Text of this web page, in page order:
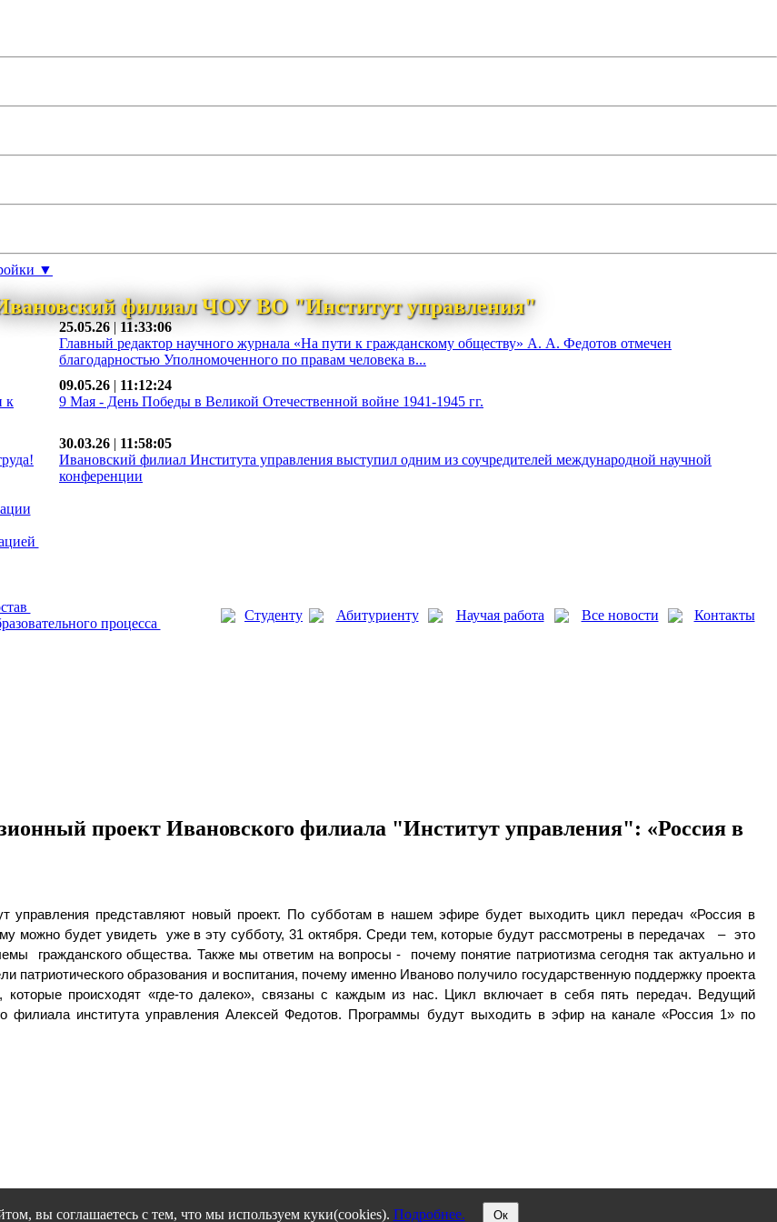
▼
филиал ЧОУ ВО "Институт управления"
25.05.26 | 11:33:06
Главный редактор научного журнала «На пути к гражданскому обществу» А. А. Федотов отмечен
благодарностью Уполномоченного по правам человека в...
к
09.05.26 | 11:12:24
9 Мая - День Победы в Великой Отечественной войне 1941-1945 гг.
30.03.26 | 11:58:05
Ивановский филиал Института управления выступил одним из соучредителей международной научной
конференции
процесса
Студенту Абитуриенту Научая работа Все новости Контакты
проект Ивановского филиала "Институт управления": «Россия в
управления представляют новый проект. По субботам в нашем эфире будет выходить цикл передач «Россия в
можно будет увидеть уже в эту субботу, 31 октября. Среди тем, которые будут рассмотрены в передачах – это
гражданского общества. Также мы ответим на вопросы - почему понятие патриотизма сегодня так актуально и
патриотического образования и воспитания, почему именно Иваново получило государственную поддержку проекта
которые происходят «где-то далеко», связаны с каждым из нас. Цикл включает в себя пять передач. Ведущий
филиала института управления Алексей Федотов. Программы будут выходить в эфир на канале «Россия 1» по
вы соглашаетесь с тем, что мы используем куки(cookies). Подробнее. Ок